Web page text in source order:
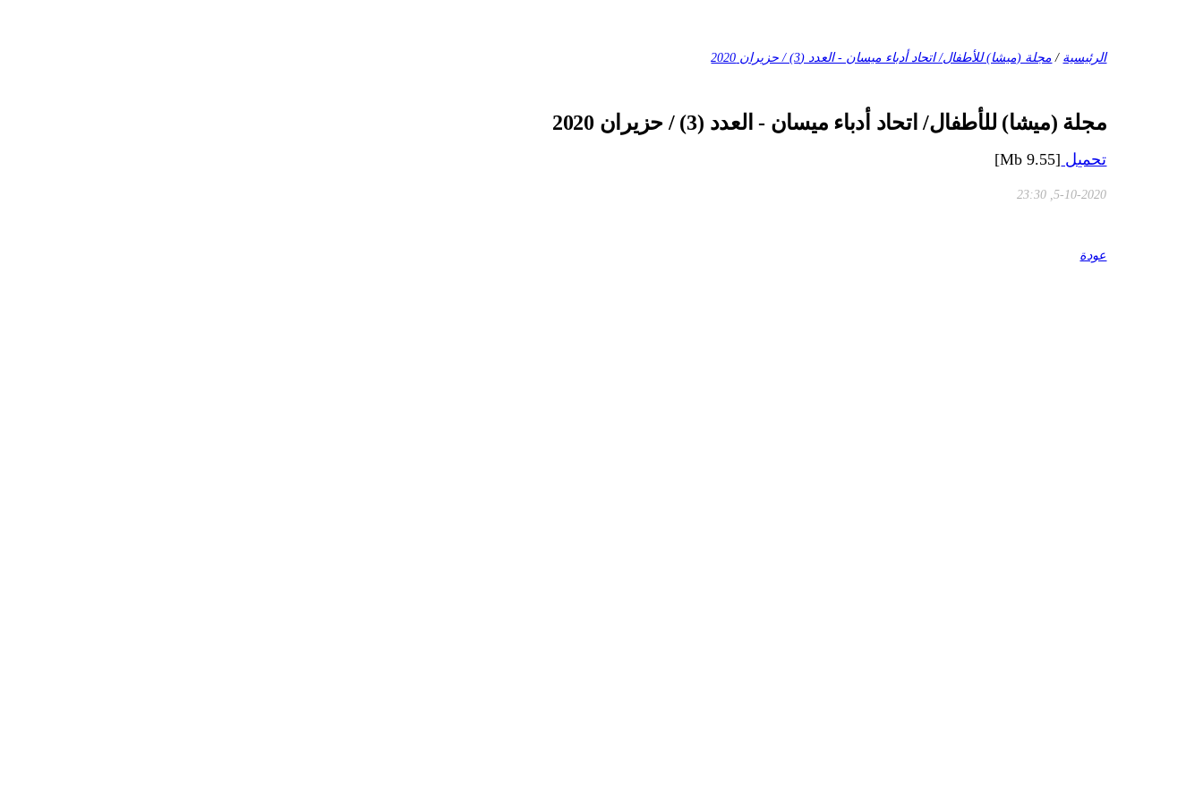
الرئيسية / مجلة (ميشا) للأطفال/ اتحاد أدباء ميسان - العدد (3) / حزيران 2020
مجلة (ميشا) للأطفال/ اتحاد أدباء ميسان - العدد (3) / حزيران 2020
تحميل [9.55 Mb]
5-10-2020, 23:30
عودة